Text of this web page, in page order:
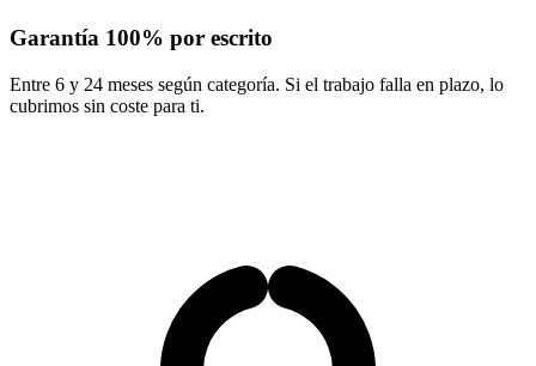
Garantía 100% por escrito
Entre 6 y 24 meses según categoría. Si el trabajo falla en plazo, lo
cubrimos sin coste para ti.